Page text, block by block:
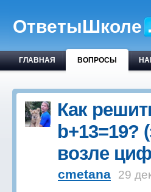
ОтветыШколе
ГЛАВНАЯ ВОПРОСЫ
Как
b+13=19?
возле
cmetana 29